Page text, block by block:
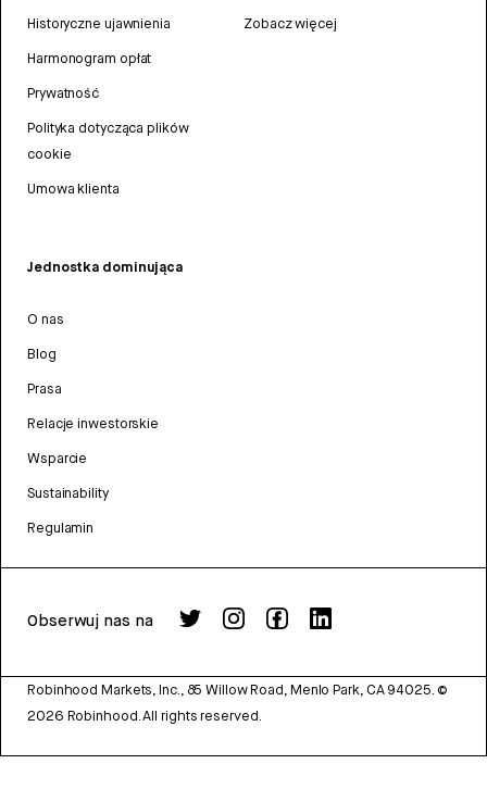
Historyczne ujawnienia
Harmonogram opłat
Prywatność
Polityka dotycząca plików
cookie
Umowa klienta
Zobacz więcej
Jednostka dominująca
O nas
Blog
Prasa
Relacje inwestorskie
Wsparcie
Sustainability
Regulamin
Obserwuj nas na
Robinhood Markets, Inc., 85 Willow Road, Menlo Park, CA 94025. ©
2026 Robinhood. All rights reserved.